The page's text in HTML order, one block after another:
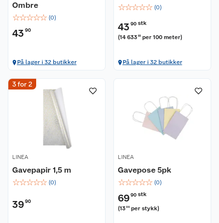
Ombre
☆☆☆☆☆ (0)
43 90
På lager i 32 butikker
☆☆☆☆☆ (0)
43 90 stk
(14 63333 per 100 meter)
På lager i 32 butikker
3 for 2
LINEA
Gavepapir 1,5 m
☆☆☆☆☆ (0)
3990
LINEA
Gavepose 5pk
☆☆☆☆☆ (0)
6990 stk
(1398 per stykk)